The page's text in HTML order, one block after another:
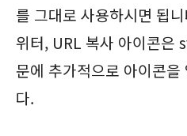
를 그대로 사용하시면 됩
위터, URL 복사 아이콘은
문에 추가적으로 아이콘을
다.